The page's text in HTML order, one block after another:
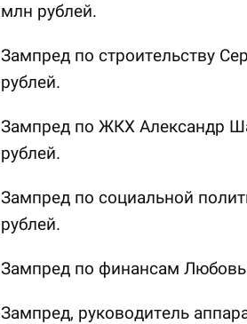
млн рублей.
Зампред по строительству
рублей.
Зампред по ЖКХ Александр
рублей.
Зампред по социальной
рублей.
Зампред по финансам
Зампред, руководитель